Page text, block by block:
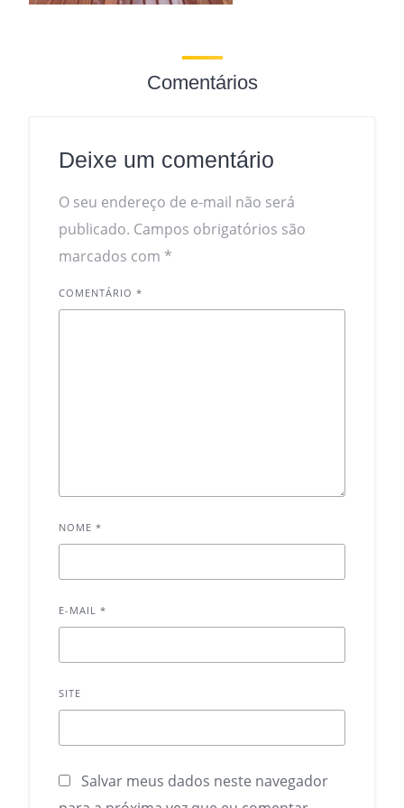
Comentários
Deixe um comentário
O seu endereço de e-mail não será
publicado. Campos obrigatórios são
marcados com *
COMENTÁRIO *
NOME *
E-MAIL *
SITE
Salvar meus dados neste navegador